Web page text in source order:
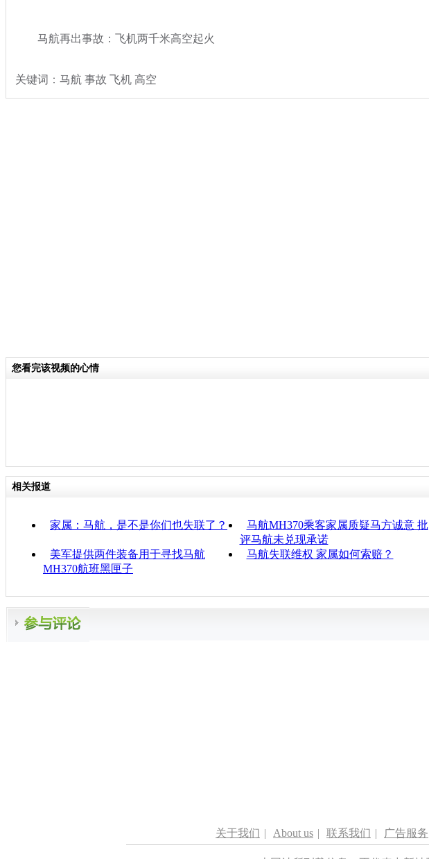
马航再出事故：飞机两千米高空起火
关键词：马航 事故 飞机 高空
您看完该视频的心情
相关报道
家属：马航，是不是你们也失联了？
马航MH370乘客家属质疑马方诚意 批
评马航未兑现承诺
美军提供两件装备用于寻找马航
MH370航班黑匣子
马航失联维权 家属如何索赔？
关于我们 | About us | 联系我们 | 广告服务